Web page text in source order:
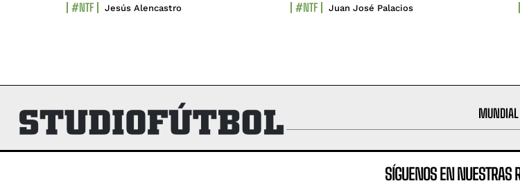
#NTF Jesús Alencastro #NTF Juan José Palacios
SÍGUENOS EN NUESTRAS